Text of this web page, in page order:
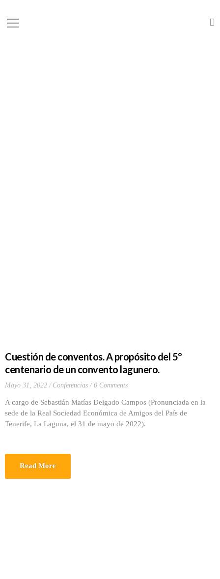
Cuestión de conventos. A propósito del 5º
centenario de un convento lagunero.
Mayo 31, 2022 Conferencias 0 Comments
A cargo de Sebastián Matías Delgado Campos (Pronunciada en la
sede de la Real Sociedad Económica de Amigos del País de
Tenerife, La Laguna, el 31 de mayo de 2022).
Read More